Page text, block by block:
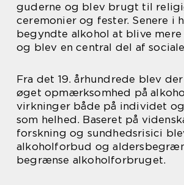
guderne og blev brugt til
ceremonier og fester. Senere i
begyndte alkohol at blive
og blev en central del af
Fra det 19. århundrede blev
øget opmærksomhed på
virkninger både på individet
som helhed. Baseret på
forskning og sundhedsrisici
alkoholforbud og
begrænse alkoholforbruget.